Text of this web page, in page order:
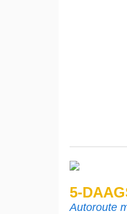
5-
Autoroute